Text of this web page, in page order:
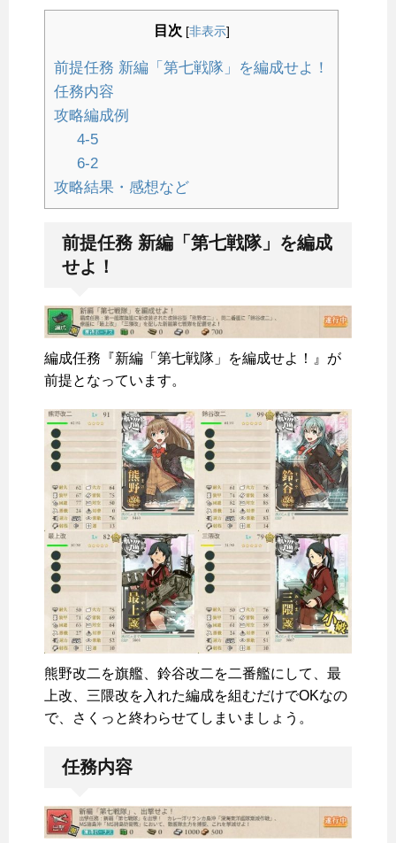
目次 [非表示]
前提任務 新編「第七戦隊」を編成せよ！
任務内容
攻略編成例
4-5
6-2
攻略結果・感想など
前提任務 新編「第七戦隊」を編成
せよ！
編成任務『新編「第七戦隊」を編成せよ！』が
前提となっています。
熊野改二を旗艦、鈴谷改二を二番艦にして、最
上改、三隈改を入れた編成を組むだけでOKなの
で、さくっと終わらせてしまいましょう。
任務内容